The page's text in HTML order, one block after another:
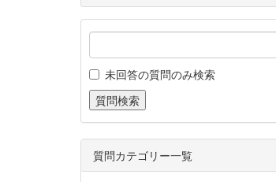
未回答の質問のみ検索
質問カテゴリー一覧